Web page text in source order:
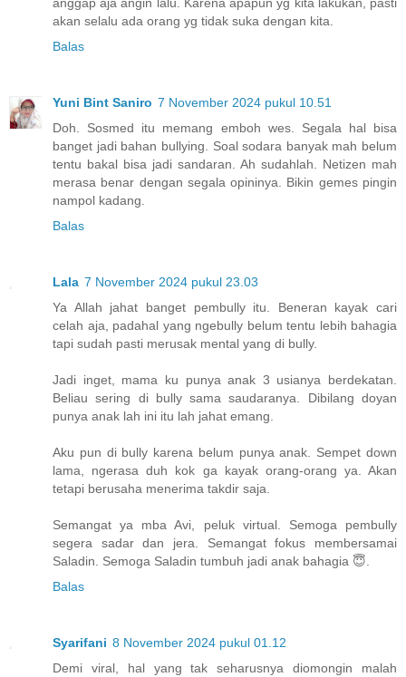
akan selalu ada orang yg tidak suka dengan kita.
Balas
Yuni Bint Saniro 7 November 2024 pukul 10.51
Doh. Sosmed itu memang emboh wes. Segala hal bisa
banget jadi bahan bullying. Soal sodara banyak mah belum
tentu bakal bisa jadi sandaran. Ah sudahlah. Netizen mah
merasa benar dengan segala opininya. Bikin gemes pingin
nampol kadang.
Balas
Lala 7 November 2024 pukul 23.03
Ya Allah jahat banget pembully itu. Beneran kayak cari
celah aja, padahal yang ngebully belum tentu lebih bahagia
tapi sudah pasti merusak mental yang di bully.
Jadi inget, mama ku punya anak 3 usianya berdekatan.
Beliau sering di bully sama saudaranya. Dibilang doyan
punya anak lah ini itu lah jahat emang.
Aku pun di bully karena belum punya anak. Sempet down
lama, ngerasa duh kok ga kayak orang-orang ya. Akan
tetapi berusaha menerima takdir saja.
Semangat ya mba Avi, peluk virtual. Semoga pembully
segera sadar dan jera. Semangat fokus membersamai
Saladin. Semoga Saladin tumbuh jadi anak bahagia 😇.
Balas
Syarifani 8 November 2024 pukul 01.12
Demi viral, hal yang tak seharusnya diomongin malah